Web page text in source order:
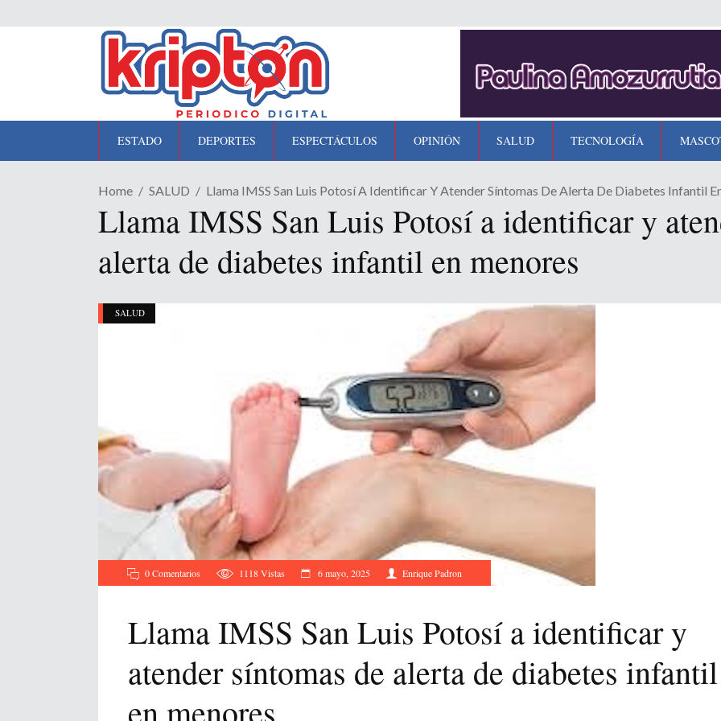
ESTADO DEPORTES ESPECTÁCULOS OPINIÓN SALUD TECNOLOGÍA
Home SALUD Llama IMSS San Luis Potosí A Identificar Y Atender Síntomas De Alerta De Diabetes Infantil
Llama IMSS San Luis Potosí a identificar y
alerta de diabetes infantil en menores
SALUD
0 Comentarios 1118Vistas 6 mayo, 2025 Enrique Padron
Llama IMSS San Luis Potosí a identificar y
atender síntomas de alerta de diabetes infantil
en menores